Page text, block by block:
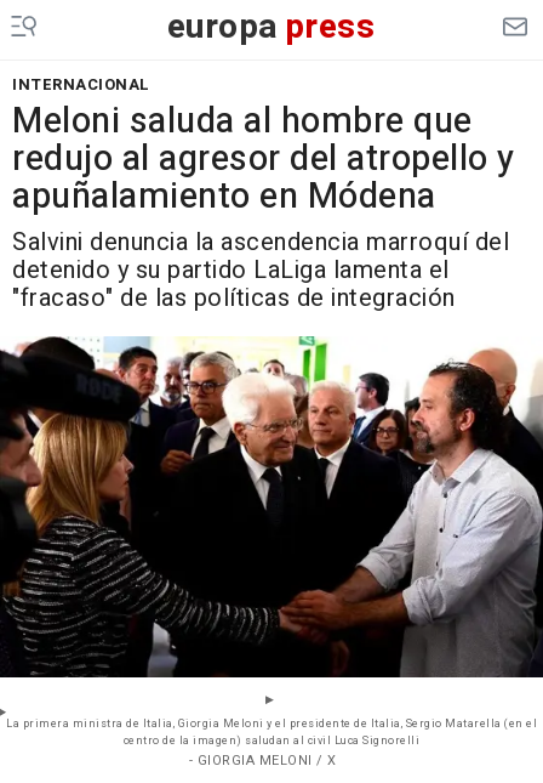
europa press
INTERNACIONAL
Meloni saluda al hombre que
redujo al agresor del atropello y
apuñalamiento en Módena
Salvini denuncia la ascendencia marroquí del
detenido y su partido LaLiga lamenta el
"fracaso" de las políticas de integración
La primera ministra de Italia, Giorgia Meloni y el presidente de Italia, Sergio Matarella (en el
centro de la imagen) saludan al civil Luca Signorelli
- GIORGIA MELONI / X